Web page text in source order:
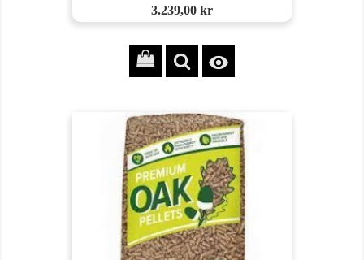
Pris
3.239,00 kr
